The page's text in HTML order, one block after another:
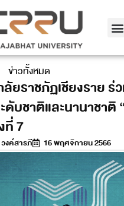
ข่าวทั้งหมด
ยราชภัฏเชียงราย ร่
ดับชาติและนานาชาติ
ที่ 7
งค์สารภี 16 พฤศจิกายน 2566